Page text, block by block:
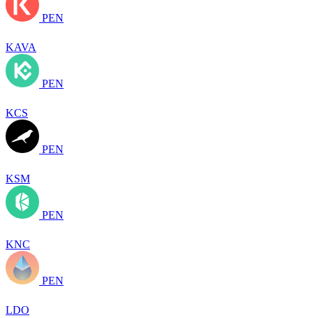
PEN
KAVA
PEN
KCS
PEN
KSM
PEN
KNC
PEN
LDO